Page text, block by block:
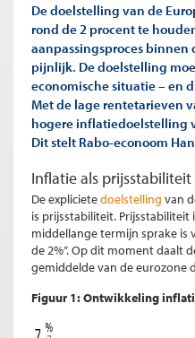
De doelstelling van de
rond de 2 procent te
aanpassingsproces
pijnlijk. De doelstelling
economische situatie – en
Met de lage rentetarieven
hogere inflatiedoelstelling
Dit stelt Rabo-econoom
Inflatie als prijsstabiliteit
De explicietedoelstelling van
is prijsstabiliteit. Prijsstabiliteit
middellange termijn sprake is
de 2%”. Op dit moment daalt
gemiddelde van de eurozone
Figuur 1: Ontwikkeling